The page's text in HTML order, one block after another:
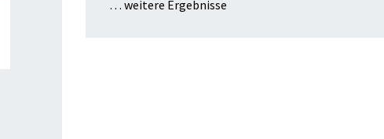
… weitere Ergebnisse